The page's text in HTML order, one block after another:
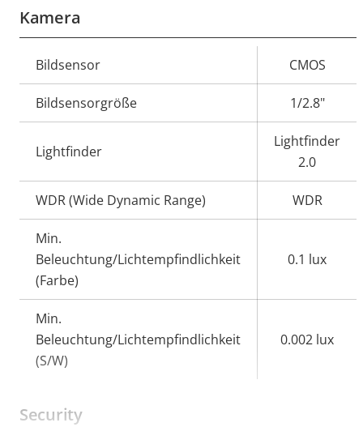
Kamera
Eigentumsbeschreibung Eigentumswert
Bildsensor CMOS
Bildsensorgröße 1/2.8"
Lightfinder
Lightfinder
2.0
WDR (Wide Dynamic Range) WDR
Min.
Beleuchtung/Lichtempfindlichkeit
(Farbe)
0.1 lux
Min.
Beleuchtung/Lichtempfindlichkeit
(S/W)
0.002 lux
Security